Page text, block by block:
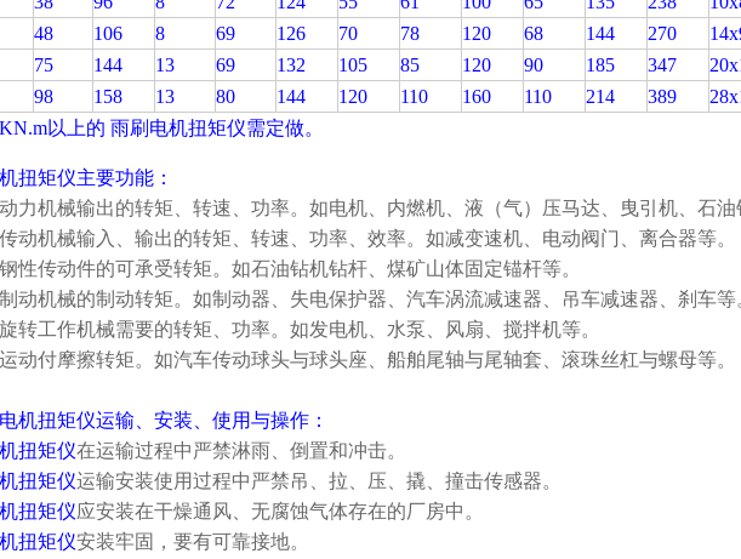
48 106 8 69 126 70 78 120 68 144 270
75 144 13 69 132 105 85 120 90 185 347
98 158 13 80 144 120 110 160 110 214 389
以上的 雨刷电机扭矩仪需定做。
扭矩仪主要功能：
力机械输出的转矩、转速、功率。如电机、内燃机、液（气）压马达、曳引机、石油
动机械输入、输出的转矩、转速、功率、效率。如减变速机、电动阀门、离合器等。
性传动件的可承受转矩。如石油钻机钻杆、煤矿山体固定锚杆等。
动机械的制动转矩。如制动器、失电保护器、汽车涡流减速器、吊车减速器、刹车等
转工作机械需要的转矩、功率。如发电机、水泵、风扇、搅拌机等。
动付摩擦转矩。如汽车传动球头与球头座、船舶尾轴与尾轴套、滚珠丝杠与螺母等。
机扭矩仪运输、安装、使用与操作：
扭矩仪在运输过程中严禁淋雨、倒置和冲击。
扭矩仪运输安装使用过程中严禁吊、拉、压、撬、撞击传感器。
扭矩仪应安装在干燥通风、无腐蚀气体存在的厂房中。
扭矩仪安装牢固，要有可靠接地。